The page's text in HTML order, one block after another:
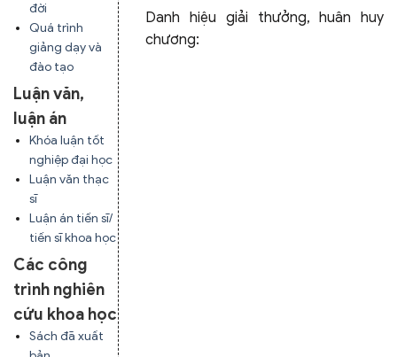
đời
Quá trình
giảng dạy và
đào tạo
Luận văn,
luận án
Khóa luận tốt
nghiệp đại học
Luận văn thạc
sĩ
Luận án tiến sĩ/
tiến sĩ khoa học
Các công
trình nghiên
cứu khoa học
Sách đã xuất
Danh hiệu giải thưởng, huân huy
chương: